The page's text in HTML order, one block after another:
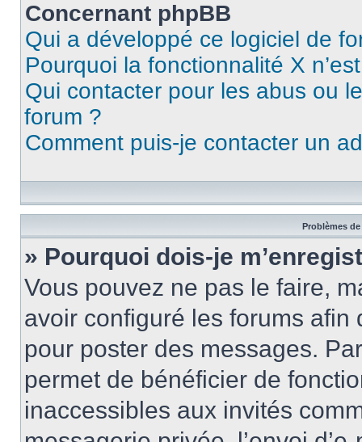
Concernant phpBB
Qui a développé ce logiciel de
Pourquoi la fonctionnalité X
Qui contacter pour les abus ou
forum ?
Comment puis-je contacter un
Problèmes
» Pourquoi dois-je
Vous pouvez ne pas le faire,
avoir configuré les forums afin
pour poster des messages.
permet de bénéficier de
inaccessibles aux invités